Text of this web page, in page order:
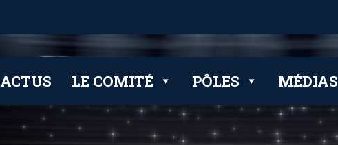
ACTUS LE COMITÉ PÔLES MÉDIAS